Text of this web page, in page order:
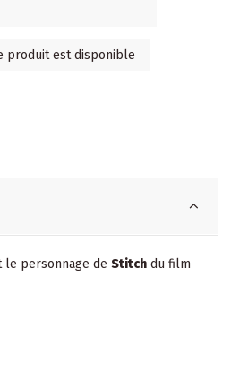
le personnage de Stitch du film